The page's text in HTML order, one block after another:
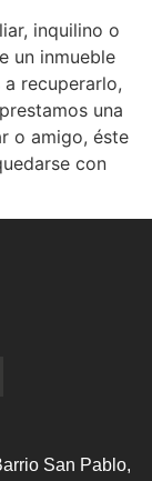
inquilino o
un inmueble
recuperarlo,
una
o amigo, éste
con
San Pablo,